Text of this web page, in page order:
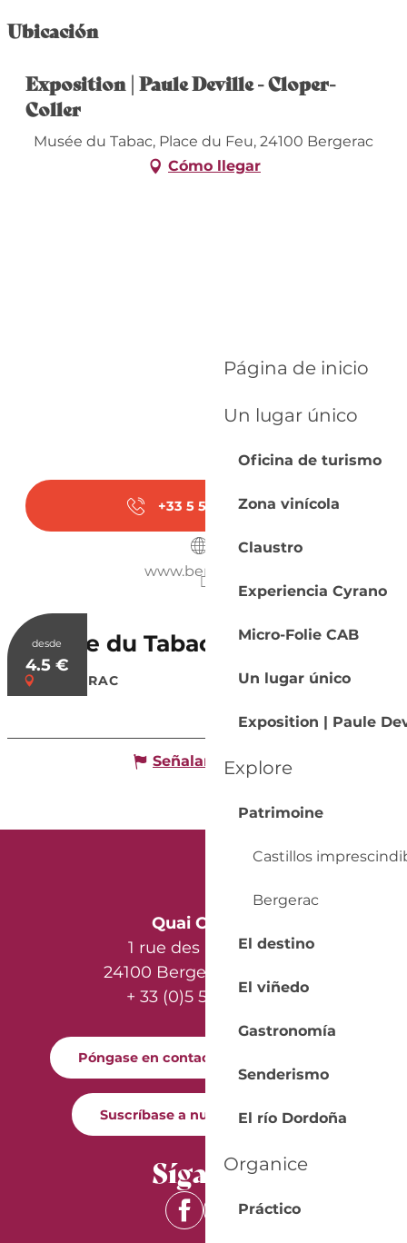
Página de inicio
Un lugar único
Oficina de turismo
Zona vinícola
Claustro
Experiencia Cyrano
Micro-Folie CAB
Un lugar único
Exposition | Paule
Explore
Patrimoine
Castillos
Bergerac
El destino
El viñedo
Gastronomía
Senderismo
El río Dordoña
Organice
Práctico
Ubicación
Exposition | Paule Deville - Cloper-
Coller
Musée du Tabac, Place du Feu, 24100 Bergerac
Cómo llegar
+33 5 53 63 04▒▒
www.bergerac.fr
desde
4.5 €
Musée du Tabac
BERGERAC
Señalar un error
Quai Cyrano
1 rue des Récollets
24100 Bergerac - France
+ 33 (0)5 53 57 03 11
Póngase en contacto con nosotros
Suscríbase a nuestro boletín
Síganos